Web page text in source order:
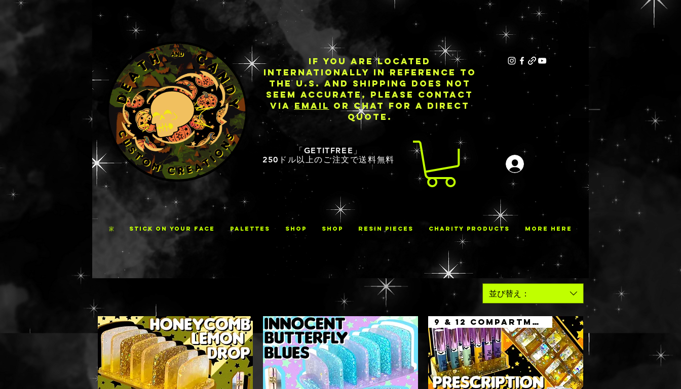
IF YOU ARE LOCATED
INTERNATIONALLY IN REFERENCE TO
THE U.S. AND SHIPPING DOES NOT
SEEM ACCURATE, PLEASE CONTACT
VIAEMAIL OR CHAT FOR A DIRECT
QUOTE.
「GETITFREE」
250ドル以上のご注文で送料無料
家 STICK ON YOUR FACE PALETTES Shop Shop RESIN PIECES CHARITY PRODUCTS MORE HERE
並び替え：
9 & 12 COMPARTMENTS SET